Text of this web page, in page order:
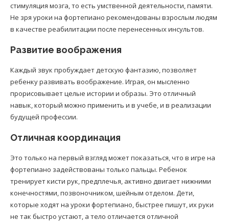
стимуляция мозга, то есть умственной деятельности, памяти.
Не зря уроки на фортепиано рекомендованы взрослым людям
в качестве реабилитации после перенесенных инсультов.
Развитие воображения
Каждый звук пробуждает детскую фантазию, позволяет
ребенку развивать воображение. Играя, он мысленно
прорисовывает целые истории и образы. Это отличный
навык, который можно применить и в учебе, и в реализации
будущей профессии.
Отличная координация
Это только на первый взгляд может показаться, что в игре на
фортепиано задействованы только пальцы. Ребенок
тренирует кисти рук, предплечья, активно двигает нижними
конечностями, позвоночником, шейным отделом. Дети,
которые ходят на уроки фортепиано, быстрее пишут, их руки
не так быстро устают, а тело отличается отличной